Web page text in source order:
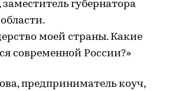
губернатора
моей страны. Какие
современной России?»
предприниматель коуч,